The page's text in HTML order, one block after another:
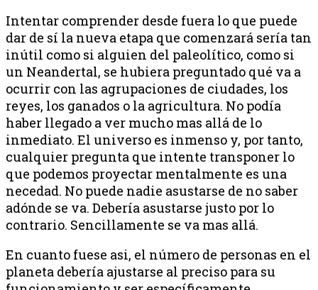
Intentar comprender desde fuera lo que puede
dar de sí la nueva etapa que comenzará sería tan
inútil como si alguien del paleolítico, como si
un Neandertal, se hubiera preguntado qué va a
ocurrir con las agrupaciones de ciudades, los
reyes, los ganados o la agricultura. No podía
haber llegado a ver mucho mas allá de lo
inmediato. El universo es inmenso y, por tanto,
cualquier pregunta que intente transponer lo
que podemos proyectar mentalmente es una
necedad. No puede nadie asustarse de no saber
adónde se va. Debería asustarse justo por lo
contrario. Sencillamente se va mas allá.
En cuanto fuese asi, el número de personas en el
planeta debería ajustarse al preciso para su